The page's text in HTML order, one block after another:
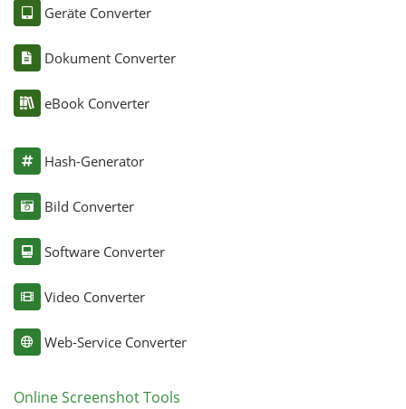
Geräte Converter
Dokument Converter
eBook Converter
Hash-Generator
Bild Converter
Software Converter
Video Converter
Web-Service Converter
Online Screenshot Tools